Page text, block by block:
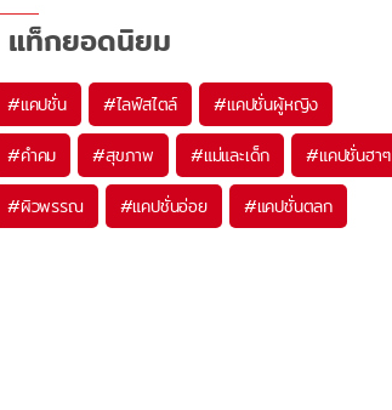
แท็กยอดนิยม
#แคปชั่น #ไลฟ์สไตล์ #แคปชั่นผู้หญิง
#คำคม #สุขภาพ #แม่และเด็ก #แคปชั่นฮาๆ
#ผิวพรรณ #แคปชั่นอ่อย #แคปชั่นตลก